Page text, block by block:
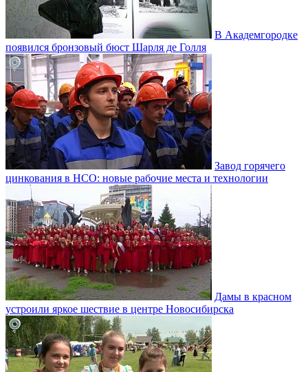
В Академгородке
появился бронзовый бюст Шарля де Голля
Завод горячего
цинкования в НСО: новые рабочие места и технологии
Дамы в красном
устроили яркое шествие в центре Новосибирска